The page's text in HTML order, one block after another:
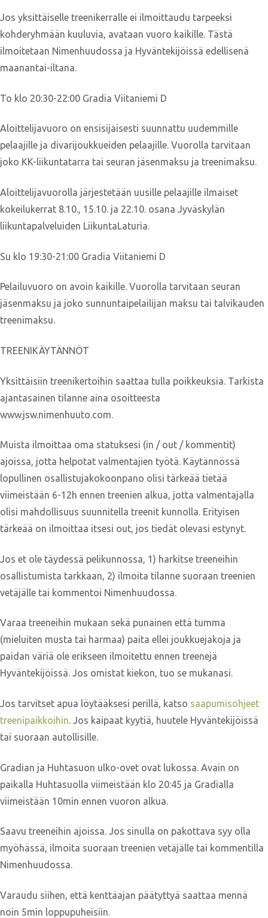
Jos yksittäiselle treenikerralle ei ilmoittaudu tarpeeksi
kohderyhmään kuuluvia, avataan vuoro kaikille. Tästä
ilmoitetaan Nimenhuudossa ja Hyväntekijöissä edellisenä
maanantai-iltana.
To klo 20:30-22:00 Gradia Viitaniemi D
Aloittelijavuoro on ensisijaisesti suunnattu uudemmille
pelaajille ja divarijoukkueiden pelaajille. Vuorolla tarvitaan
joko KK-liikuntatarra tai seuran jäsenmaksu ja treenimaksu.
Aloittelijavuorolla järjestetään uusille pelaajille ilmaiset
kokeilukerrat 8.10., 15.10. ja 22.10. osana Jyväskylän
liikuntapalveluiden LiikuntaLaturia.
Su klo 19:30-21:00 Gradia Viitaniemi D
Pelailuvuoro on avoin kaikille. Vuorolla tarvitaan seuran
jäsenmaksu ja joko sunnuntaipelailijan maksu tai talvikauden
treenimaksu.
TREENIKÄYTÄNNÖT
Yksittäisiin treenikertoihin saattaa tulla poikkeuksia. Tarkista
ajantasainen tilanne aina osoitteesta
www.jsw.nimenhuuto.com.
Muista ilmoittaa oma statuksesi (in / out / kommentit)
ajoissa, jotta helpotat valmentajien työtä. Käytännössä
lopullinen osallistujakokoonpano olisi tärkeää tietää
viimeistään 6-12h ennen treenien alkua, jotta valmentajalla
olisi mahdollisuus suunnitella treenit kunnolla. Erityisen
tärkeää on ilmoittaa itsesi out, jos tiedät olevasi estynyt.
Jos et ole täydessä pelikunnossa, 1) harkitse treeneihin
osallistumista tarkkaan, 2) ilmoita tilanne suoraan treenien
vetäjälle tai kommentoi Nimenhuudossa.
Varaa treeneihin mukaan sekä punainen että tumma
(mieluiten musta tai harmaa) paita ellei joukkuejakoja ja
paidan väriä ole erikseen ilmoitettu ennen treenejä
Hyväntekijöissä. Jos omistat kiekon, tuo se mukanasi.
Jos tarvitset apua löytääksesi perillä, katso saapumisohjeet
treenipaikkoihin. Jos kaipaat kyytiä, huutele Hyväntekijöissä
tai suoraan autollisille.
Gradian ja Huhtasuon ulko-ovet ovat lukossa. Avain on
paikalla Huhtasuolla viimeistään klo 20:45 ja Gradialla
viimeistään 10min ennen vuoron alkua.
Saavu treeneihin ajoissa. Jos sinulla on pakottava syy olla
myöhässä, ilmoita suoraan treenien vetäjälle tai kommentilla
Nimenhuudossa.
Varaudu siihen, että kenttäajan päätyttyä saattaa mennä
noin 5min loppupuheisiin.